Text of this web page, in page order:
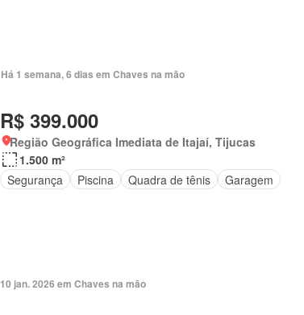
Há 1 semana, 6 dias em Chaves na mão
R$ 399.000
Região Geográfica Imediata de Itajaí, Tijucas
1.500 m²
Segurança
Piscina Quadra de tênis Garagem
10 jan. 2026 em Chaves na mão